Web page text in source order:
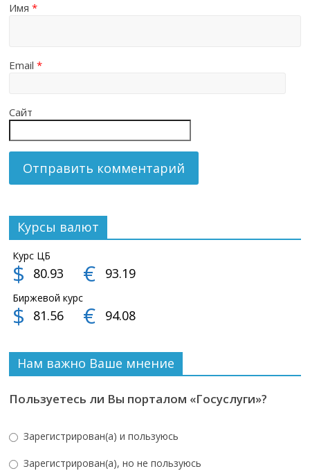
Имя*
Email*
Сайт
Курсы валют
Курс ЦБ
$ 80.93 € 93.19
Биржевой курс
$ 81.56 € 94.08
Нам важно Ваше мнение
Пользуетесь ли Вы порталом «Госуслуги»?
Зарегистрирован(а) и пользуюсь
Зарегистрирован(а), но не пользуюсь